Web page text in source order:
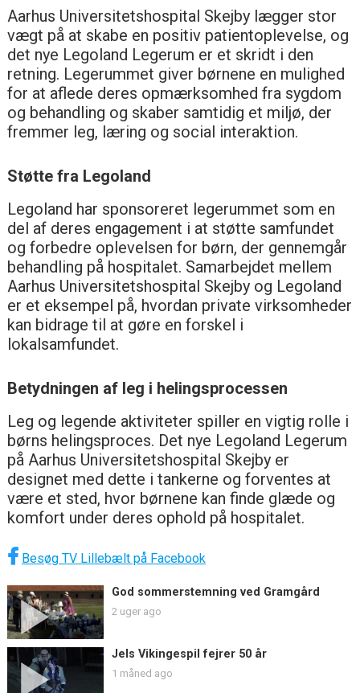
Aarhus Universitetshospital Skejby lægger stor
vægt på at skabe en positiv patientoplevelse, og
det nye Legoland Legerum er et skridt i den
retning. Legerummet giver børnene en mulighed
for at aflede deres opmærksomhed fra sygdom
og behandling og skaber samtidig et miljø, der
fremmer leg, læring og social interaktion.
Støtte fra Legoland
Legoland har sponsoreret legerummet som en
del af deres engagement i at støtte samfundet
og forbedre oplevelsen for børn, der gennemgår
behandling på hospitalet. Samarbejdet mellem
Aarhus Universitetshospital Skejby og Legoland
er et eksempel på, hvordan private virksomheder
kan bidrage til at gøre en forskel i
lokalsamfundet.
Betydningen af leg i helingsprocessen
Leg og legende aktiviteter spiller en vigtig rolle i
børns helingsproces. Det nye Legoland Legerum
på Aarhus Universitetshospital Skejby er
designet med dette i tankerne og forventes at
være et sted, hvor børnene kan finde glæde og
komfort under deres ophold på hospitalet.
Besøg TV Lillebælt på Facebook
God sommerstemning ved Gramgård
2 uger ago
Jels Vikingespil fejrer 50 år
1 måned ago